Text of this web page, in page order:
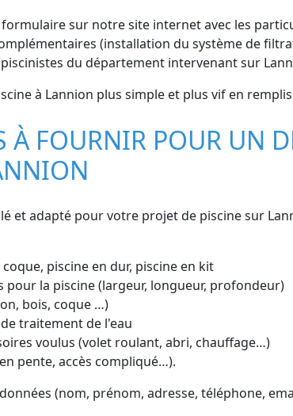
sur notre site internet avec les
(installation du système de
du département intervenant sur
à Lannion plus simple et plus vif en
FOURNIR POUR UN
et adapté pour votre projet de piscine sur
piscine en dur, piscine en kit
pour la piscine (largeur, longueur, profondeur)
bois, coque …)
traitement de l'eau
voulus (volet roulant, abri, chauffage…)
pente, accès compliqué…).
(nom, prénom, adresse, téléphone,